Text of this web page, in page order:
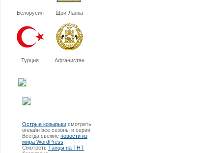
Белорусия Шри-Ланка
Турция Афганистан
Острые козырьки смотреть
онлайн все сезоны и серии.
Всегда свежие новости из
мира WordPress
Смотреть Танцы на ТНТ